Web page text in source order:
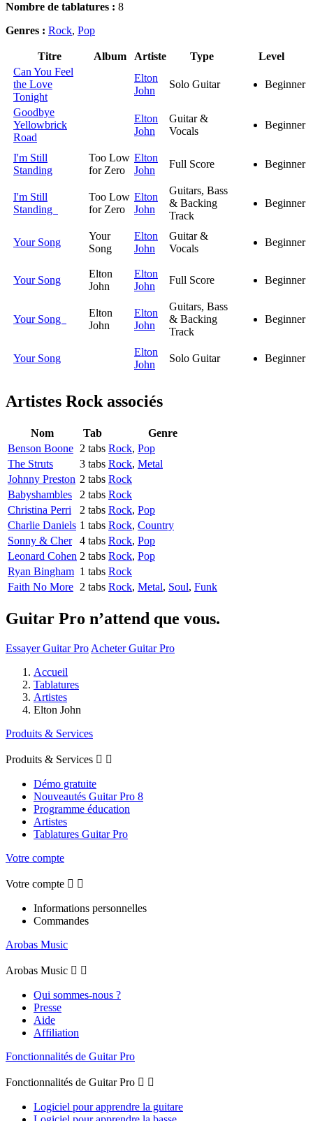
Nombre de tablatures : 8
Genres : Rock, Pop
Titre Album Artiste Type
Level
Can You Feel
the Love
Tonight
Elton
John
Solo Guitar Beginner
Goodbye
Yellowbrick
Road
Elton
John
Guitar &
Vocals
Beginner
I'm Still
Standing
Too Low
for Zero
Elton
John
Full Score Beginner
I'm Still
Standing
Too Low
for Zero
Elton
John
Guitars, Bass
& Backing
Track
Beginner
Your Song
Your
Song
Elton
John
Guitar &
Vocals
Beginner
Your Song
Elton
John
Elton
John
Full Score Beginner
Your Song
Elton
John
Elton
John
Guitars, Bass
& Backing
Track
Beginner
Your Song
Elton
John
Solo Guitar Beginner
Artistes Rockassociés
Nom Tab
Genre
Benson Boone 2 tabs Rock, Pop
The Struts
3 tabs Rock, Metal
Johnny Preston 2 tabs Rock
Babyshambles
2 tabs Rock
Christina Perri
2 tabs Rock, Pop
Charlie Daniels 1 tabs Rock, Country
Sonny & Cher
4 tabs Rock, Pop
Leonard Cohen 2 tabs Rock, Pop
Ryan Bingham 1 tabs Rock
Faith No More 2 tabs Rock, Metal, Soul, Funk
Guitar Pro n’attend que vous.
Essayer Guitar Pro Acheter Guitar Pro
Accueil
Tablatures
Artistes
Elton John
Produits & Services
Produits & Services  
Démo gratuite
Nouveautés Guitar Pro 8
Programme éducation
Artistes
Tablatures Guitar Pro
Votre compte
Votre compte  
Informations personnelles
Commandes
Arobas Music
Arobas Music  
Qui sommes-nous ?
Presse
Aide
Affiliation
Fonctionnalités de Guitar Pro
Fonctionnalités de Guitar Pro  
Logiciel pour apprendre la guitare